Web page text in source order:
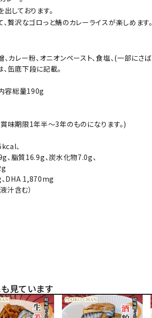
しております。
贅沢なゴロっと鯖のカレーライスが楽しめます。
、カレー粉、オニオンペースト、食塩、(一部にさ
缶底下段に記載。
容総量190g
味期限1年半～3年のものになります。)
、
、脂質16.9g、炭水化物7.0g、
DHA 1,870mg
汁含む）
見ています